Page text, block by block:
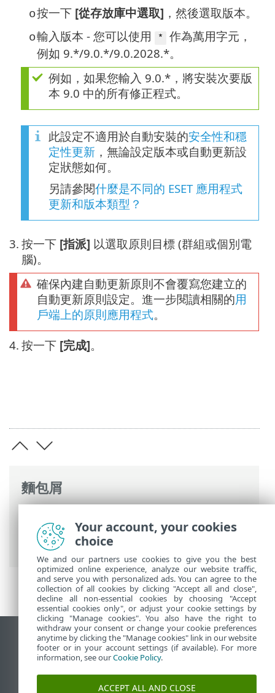
麵包屑
ESET PROTECT>自動更新 >ESET 安全性應
用程式的自動更新
o按一下 [從存放庫中選取] ，然後選取版本。
o輸入版本 - 您可以使用 *
作為萬用字元，
例如 9.*/9.0.*/9.0.2028.*。
例如，如果您輸入 9.0.*，將安裝次要版
本 9.0 中的所有修正程式。
此設定不適用於自動安裝的安全性和穩
定性更新 ，無論設定版本或自動更新設
定狀態如何。
另請參閱什麼是不同的 ESET 應用程式
更新和版本類型？
3. 按一下 [指派] 以選取原則目標 (群組或個別電
腦)。
確保內建自動更新原則不會覆寫您建立的
自動更新原則設定。進一步閱讀相關的用
戶端上的原則應用程式。
4. 按一下 [完成]。
檢視桌面網站
End of Life
ESET 知識庫
Your account, your cookies
choice
We and our partners use cookies to give you the best
optimized online experience, analyze our website traffic,
and serve you with personalized ads. You can agree to the
collection of all cookies by clicking "Accept all and close",
decline all non-essential cookies by choosing "Accept
essential cookies only", or adjust your cookie settings by
clicking "Manage cookies". You also have the right to
withdraw your consent or change your cookie preferences
anytime by clicking the "Manage cookies" link in our website
footer or in your account settings (if available). For more
information, see ourCookie Policy.
ACCEPT ALL AND CLOSE